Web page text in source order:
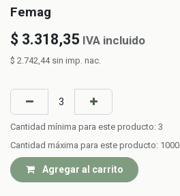
Femag
$ 3.318,35 IVA incluido
$ 2.742,44 sin imp. nac.
Cantidad mínima para este producto: 3
Cantidad máxima para este producto: 1000
Agregar al carrito